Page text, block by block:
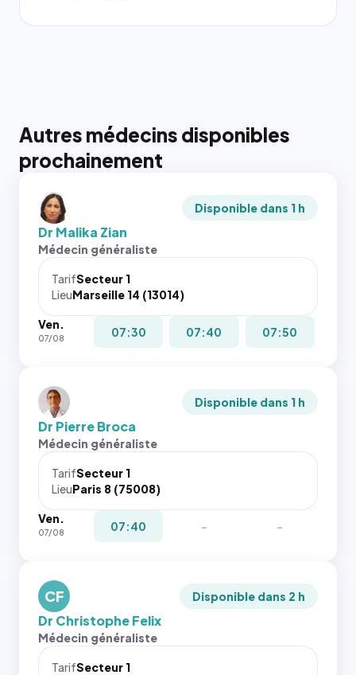
Autres médecins disponibles
prochainement
Disponible dans 1 h
Dr Malika Zian
Médecin généraliste
TarifSecteur 1
LieuMarseille 14 (13014)
Ven.
07/08 07:30 07:40 07:50
Disponible dans 1 h
Dr Pierre Broca
Médecin généraliste
TarifSecteur 1
LieuParis 8 (75008)
Ven.
07/08 07:40 - -
CF Disponible dans 2 h
Dr Christophe Felix
Médecin généraliste
TarifSecteur 1